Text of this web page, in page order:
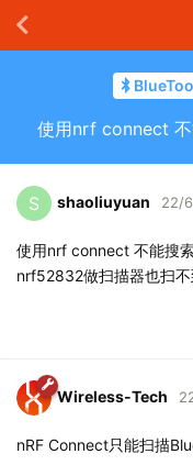
使用nrf connect 不
S shaoliuyuan 22/
使用nrf connect 不能搜
nrf52832做扫描器也扫
Wireless-Tech
nRF Connect只能扫描